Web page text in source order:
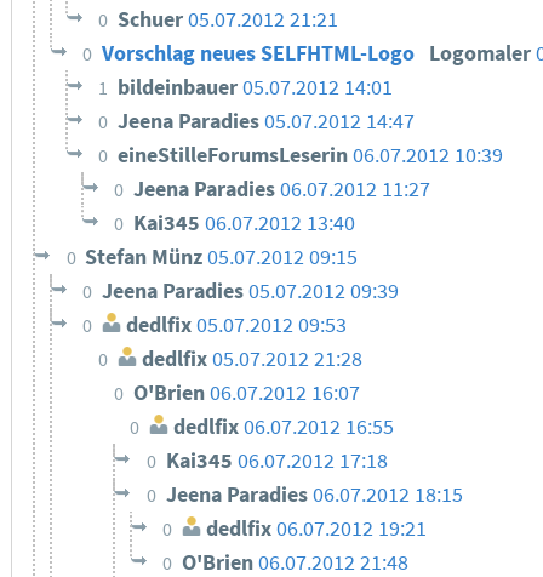
0 Schuer05.07.2012 21:21
0 Vorschlag neues SELFHTML-Logo Logomaler
1 bildeinbauer05.07.2012 14:01
0 Jeena Paradies05.07.2012 14:47
0 eineStilleForumsLeserin06.07.2012 10:39
0 Jeena Paradies06.07.2012 11:27
0 Kai34506.07.2012 13:40
0 Stefan Münz05.07.2012 09:15
0 Jeena Paradies05.07.2012 09:39
0 dedlfix 05.07.2012 09:53
0 dedlfix05.07.2012 21:28
0 O'Brien06.07.2012 16:07
0 dedlfix06.07.2012 16:55
0 Kai345 06.07.2012 17:18
0 Jeena Paradies06.07.2012 18:15
0 dedlfix 06.07.2012 19:21
0 O'Brien06.07.2012 21:48